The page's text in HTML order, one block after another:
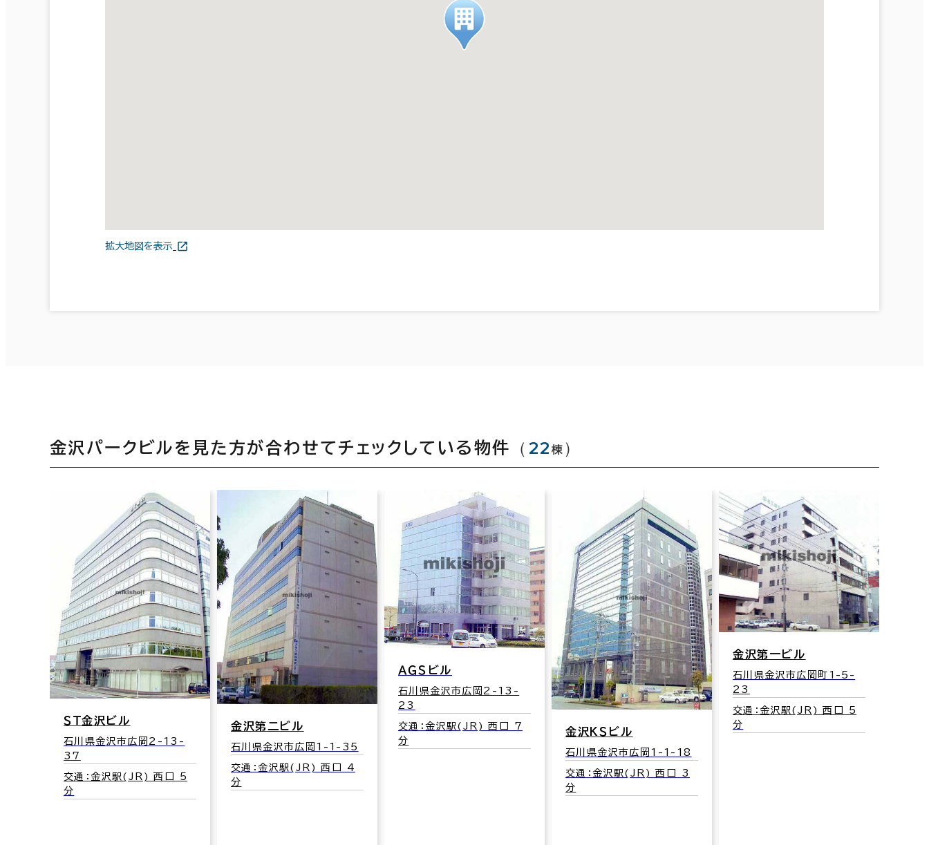
拡大地図を表示
金沢パークビルを見た方が合わせてチェックしている物件 （ 22 棟 ）
ＳＴ金沢ビル
石川県金沢市広岡2-13-
37
交通：金沢駅(JR) 西口 5
分
金沢第二ビル
石川県金沢市広岡1-1-35
交通：金沢駅(JR) 西口 4
分
ＡＧＳビル
石川県金沢市広岡2-13-
23
交通：金沢駅(JR) 西口 7
分
金沢ＫＳビル
石川県金沢市広岡1-1-18
交通：金沢駅(JR) 西口 3
分
金沢第一ビル
石川県金沢市広岡町1-5-
23
交通：金沢駅(JR) 西口 5
分